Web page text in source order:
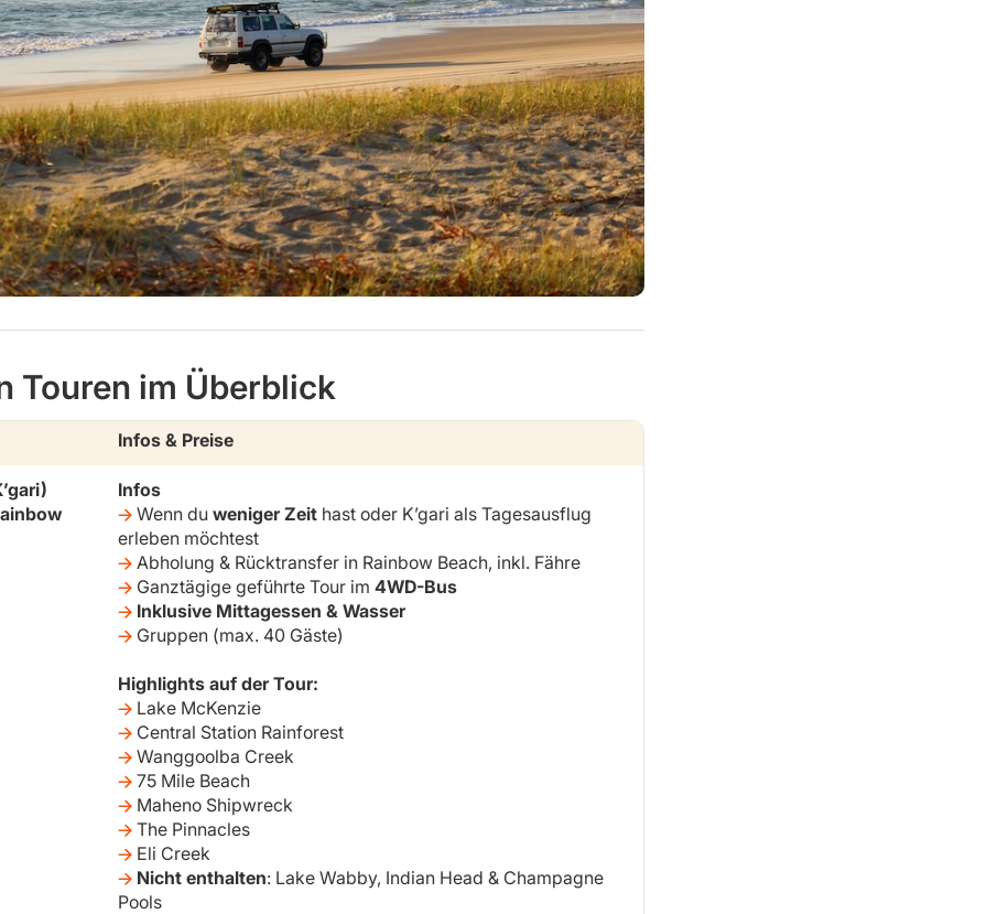
Touren im Überblick
Infos & Preise
Infos
Wenn du weniger Zeithast oder K’gari als Tagesausflug
erleben möchtest
Abholung & Rücktransfer in Rainbow Beach, inkl. Fähre
Ganztägige geführte Tour im 4WD-Bus
Inklusive Mittagessen & Wasser
Gruppen (max. 40 Gäste)
Highlights auf der Tour:
Lake McKenzie
Central Station Rainforest
Wanggoolba Creek
75 Mile Beach
Maheno Shipwreck
The Pinnacles
Eli Creek
Nicht enthalten: Lake Wabby, Indian Head & Champagne
Pools